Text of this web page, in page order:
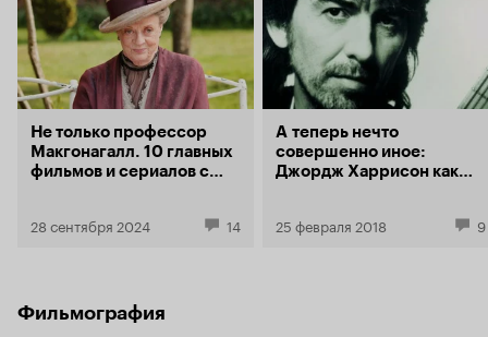
Не только профессор
Макгонагалл. 10 главных
фильмов и сериалов с
28 сентября 2024 14
А теперь нечто
совершенно иное:
Джордж Харрисон как
25 февраля 2018 9
Фильмография